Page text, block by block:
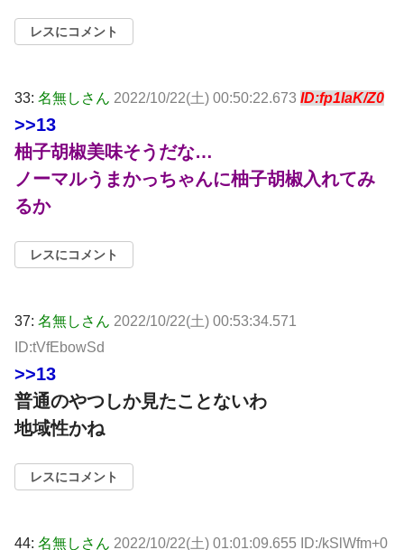
レスにコメント
33: 名無しさん 2022/10/22(土) 00:50:22.673 ID:fp1IaK/Z0
>>13
柚子胡椒美味そうだな…
ノーマルうまかっちゃんに柚子胡椒入れてみ
るか
レスにコメント
37: 名無しさん 2022/10/22(土) 00:53:34.571
ID:tVfEbowSd
>>13
普通のやつしか見たことないわ
地域性かね
レスにコメント
44: 名無しさん 2022/10/22(土) 01:01:09.655 ID:/kSlWfm+0